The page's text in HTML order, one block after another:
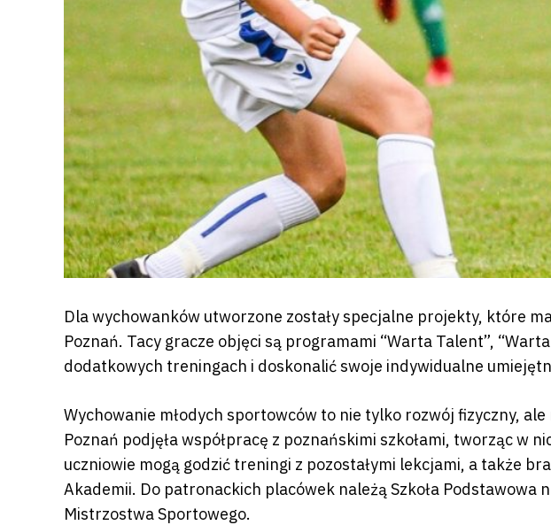
Fundacja
Biznes
Sklep
Sponsorzy
Trybuny
Polityka
prywatności
Regulaminy
Aleja
Dla wychowanków utworzone zostały specjalne projekty, które
Poznań. Tacy gracze objęci są programami “Warta Talent”,
dodatkowych treningach i doskonalić swoje indywidualne
Wychowanie młodych sportowców to nie tylko rozwój fizyczny,
Poznań podjęła współpracę z poznańskimi szkołami, tworząc
uczniowie mogą godzić treningi z pozostałymi lekcjami, a także
Akademii. Do patronackich placówek należą Szkoła Podstawowa
Mistrzostwa Sportowego.